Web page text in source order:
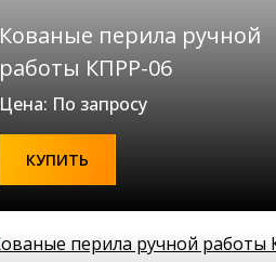
Кованые перила ручной
работы КПРР-06
Цена: По запросу
КУПИТЬ